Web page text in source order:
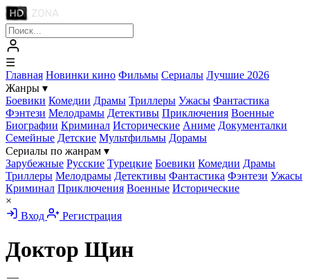
☰
Главная Новинки кино Фильмы Сериалы Лучшие 2026
Жанры ▾
Боевики Комедии Драмы Триллеры Ужасы Фантастика
Фэнтези Мелодрамы Детективы Приключения Военные
Биографии Криминал Исторические Аниме Документалки
Семейные Детские Мультфильмы Дорамы
Сериалы по жанрам ▾
Зарубежные Русские Турецкие Боевики Комедии Драмы
Триллеры Мелодрамы Детективы Фантастика Фэнтези Ужасы
Криминал Приключения Военные Исторические
×
Вход
Регистрация
Доктор Щин